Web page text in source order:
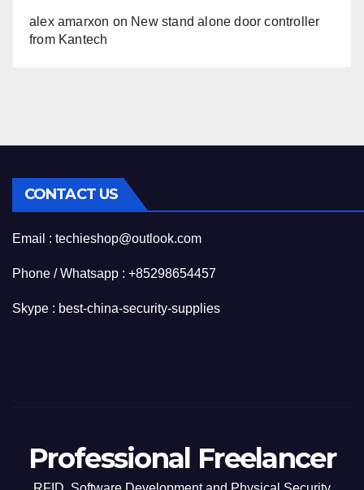
alex amarxon on New stand alone door controller
from Kantech
CONTACT US
Email : techieshop@outlook.com
Phone / Whatsapp : +85298654457
Skype : best-china-security-supplies
Professional Freelancer